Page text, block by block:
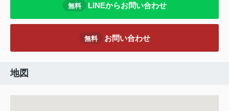
無料 LINEからお問い合わせ
無料 お問い合わせ
地図